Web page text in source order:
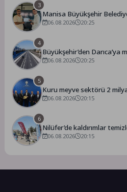
3
Manisa Büyükşehir
Sertifikasını Aldı
06.08.2026 20:25
4
Büyükşehir’den Darıca’ya
06.08.2026 20:25
5
Kuru meyve sektörü 2
Ankara’dan destek istedi
06.08.2026 20:15
6
Nilüfer’de kaldırımlar
06.08.2026 20:15